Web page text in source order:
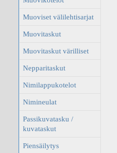
Muoviset välilehtisarjat
Muovitaskut
Muovitaskut värilliset
Nepparitaskut
Nimilappukotelot
Nimineulat
Passikuvatasku /
kuvataskut
Piensäilytys